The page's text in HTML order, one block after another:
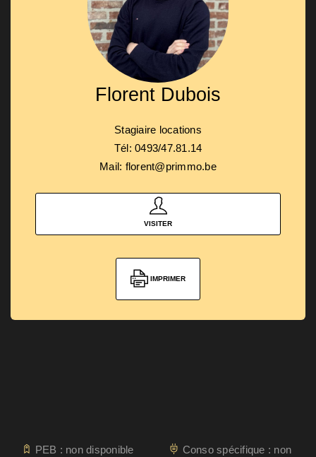
Florent Dubois
Stagiaire locations
Tél: 0493/47.81.14
Mail: florent@primmo.be
VISITER
IMPRIMER
PEB : non disponible
Conso spécifique : non